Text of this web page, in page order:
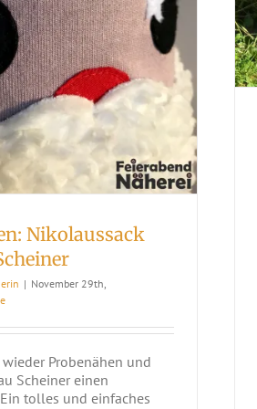
Nikolaussack
| November 29th,
Probenähen und
Scheiner einen
tolles und einfaches